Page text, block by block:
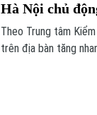
Hà Nội chủ
Theo Trung tâm
trên địa bàn tăng